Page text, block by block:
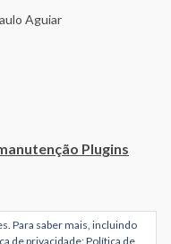
Aguiar
Plugins
Para saber mais, incluindo
de privacidade:Política de